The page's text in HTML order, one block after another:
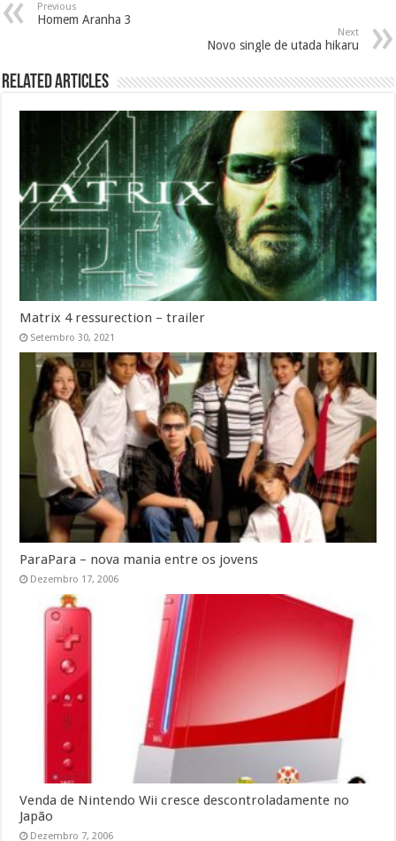
Previous
Homem Aranha 3
Next
Novo single de utada hikaru
Related Articles
Matrix 4 ressurection – trailer
Setembro 30, 2021
ParaPara – nova mania entre os jovens
Dezembro 17, 2006
Venda de Nintendo Wii cresce descontroladamente no
Japão
Dezembro 7, 2006